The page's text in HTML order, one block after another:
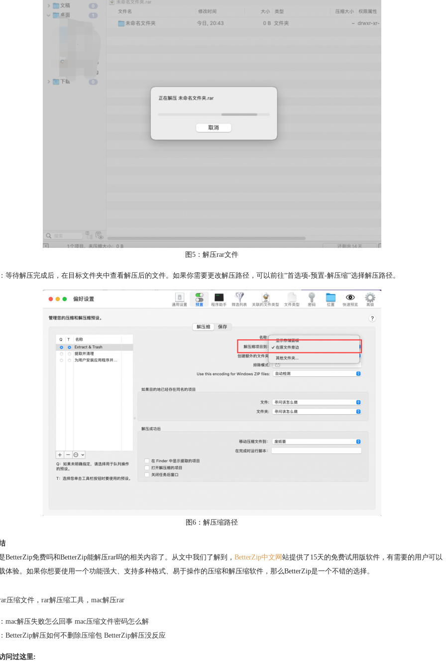
图5：解压rar文件
等待解压完成后，在目标文件夹中查看解压后的文件。如果你需要更改解压路径，可以前往“首选项-预置-解压缩”选择解压路径。
图6：解压缩路径
BetterZip免费吗和BetterZip能解压rar吗的相关内容了。从文中我们了解到，BetterZip中文网站提供了15天的免费试用版软件，有需要的用户可以
体验。如果你想要使用一个功能强大、支持多种格式、易于操作的压缩和解压缩软件，那么BetterZip是一个不错的选择。
压缩文件 ，rar解压缩工具 ，mac解压rar
mac解压失败怎么回事 mac压缩文件密码怎么解
BetterZip解压如何不删除压缩包 BetterZip解压没反应
问过这里: